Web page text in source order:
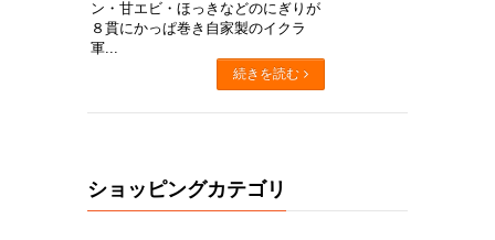
ン・甘エビ・ほっきなどのにぎりが
８貫にかっぱ巻き自家製のイクラ
軍...
続きを読む
ショッピングカテゴリ